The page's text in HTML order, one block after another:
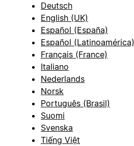
Deutsch
English (UK)
Español (España)
Español (Latinoamérica)
Français (France)
Italiano
Nederlands
Norsk
Português (Brasil)
Suomi
Svenska
Tiếng Việt